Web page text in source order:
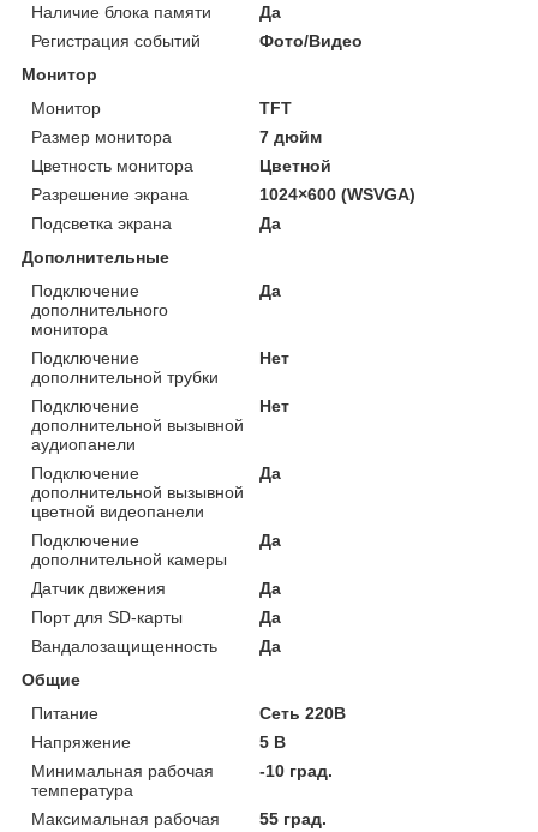
Наличие блока памяти
Да
Регистрация событий
Фото/Видео
Монитор
Монитор
TFT
Размер монитора
7 дюйм
Цветность монитора
Цветной
Разрешение экрана
1024×600 (WSVGA)
Подсветка экрана
Да
Дополнительные
Подключение
дополнительного
монитора
Да
Подключение
дополнительной трубки
Нет
Подключение
дополнительной вызывной
аудиопанели
Нет
Подключение
дополнительной вызывной
цветной видеопанели
Да
Подключение
дополнительной камеры
Да
Датчик движения
Да
Порт для SD-карты
Да
Вандалозащищенность
Да
Общие
Питание
Сеть 220В
Напряжение
5 В
Минимальная рабочая
температура
-10 град.
Максимальная рабочая
55 град.